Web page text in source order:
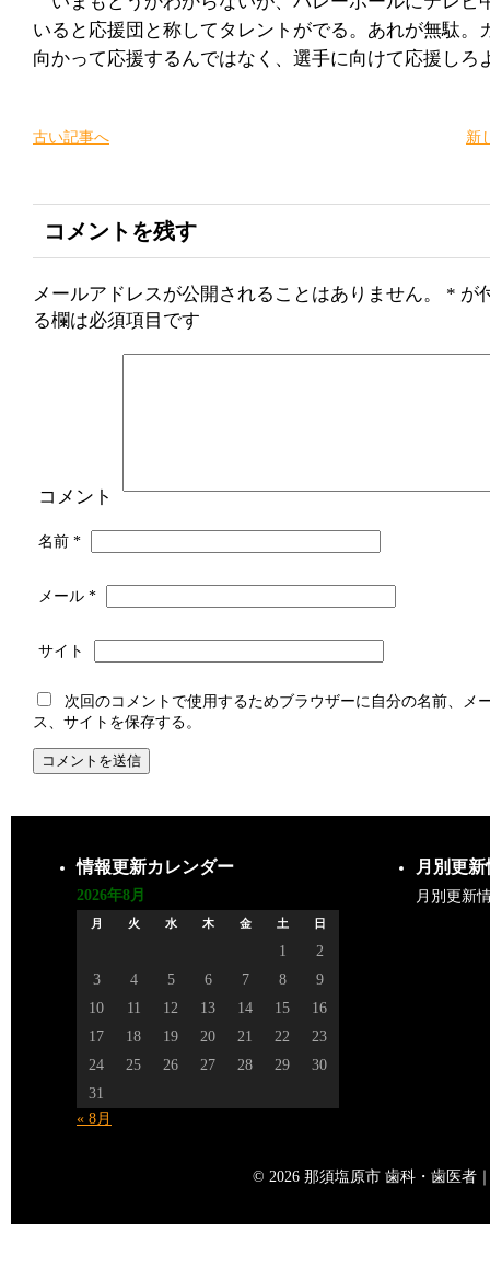
いると応援団と称してタレントがでる。あれが無駄。
向かって応援するんではなく、選手に向けて応援しろ
古い記事へ 新
コメントを残す
メールアドレスが公開されることはありません。 * が
る欄は必須項目です
コメント
名前 *
メール *
サイト
次回のコメントで使用するためブラウザーに自分の名前、メ
ス、サイトを保存する。
情報更新カレンダー
2026年8月
月 火 水 木 金 土 日
1
2
3
4 5 6 7 8
9
10
11 12 13 14 15
16
17
18 19 20 21 22
23
24
25 26 27 28 29
30
31
« 8月
月別更
月別更新
© 2026 那須塩原市 歯科・歯医者